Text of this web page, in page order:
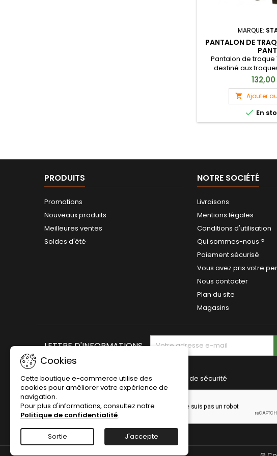
MARQUE:
PANTALON DE
PANT
Pantalon de traque
destiné aux
 Ajouter
 En
PRODUITS
Promotions
Nouveaux produits
Meilleures ventes
Soldes d'été
NOTRE SOCIÉTÉ
Livraisons
Mentions légales
Conditions d'utilisation
Qui sommes-nous ?
Paiement sécurisé
Vous avez pris votre
Nous contacter
Plan du site
Magasins
Cookies
Cette boutique e-commerce utilise des
cookies pour améliorer votre expérience de
navigation.
Pour plus d'informations, consultez notre
Politique de confidentialité.
Sortie J'accepte
LETTRE D'INFORMATIONS
Vérification de sécurité